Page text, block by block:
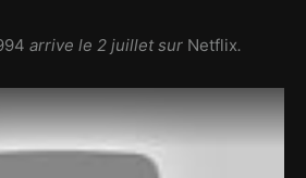
arrive le 2 juillet sur Netflix.